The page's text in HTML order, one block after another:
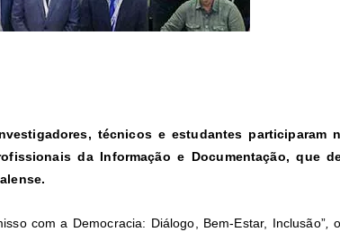
técnicos e estudantes participaram
da Informação e Documentação, que
com a Democracia: Diálogo, Bem-Estar, Inclusão”,